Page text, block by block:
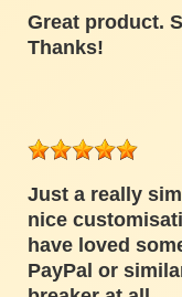
Great product.
Thanks!
Just a really
nice
have loved
PayPal or